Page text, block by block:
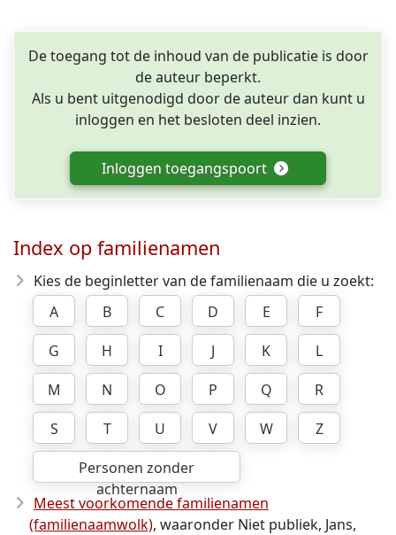
De toegang tot de inhoud van de publicatie is door
de auteur beperkt.
Als u bent uitgenodigd door de auteur dan kunt u
inloggen en het besloten deel inzien.
Inloggen toegangspoort
Index op familienamen
Kies de beginletter van de familienaam die u zoekt:
A
B C D E
F
G
H I J K
L
M
N O P Q
R
S
T U V W
Z
Personen zonder
achternaam
Meest voorkomende familienamen
(familienaamwolk), waaronder Niet publiek, Jans,